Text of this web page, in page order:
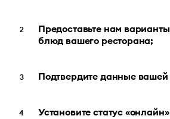
Предоставьте нам
блюд вашего ресторана;
Подтвердите данные
Установите статус